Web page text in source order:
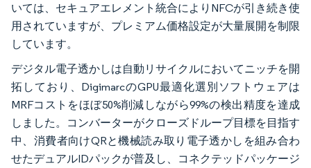
いては、セキュアエレメント統合によりNFCが引き続き使
用されていますが、プレミアム価格設定が大量展開を制限
しています。
デジタル電子透かしは自動リサイクルにおいてニッチを開
拓しており、DigimarcのGPU最適化選別ソフトウェアは
MRFコストをほぼ50%削減しながら99%の検出精度を達成
しました。コンバーターがクローズドループ目標を目指す
中、消費者向けQRと機械読み取り電子透かしを組み合わ
せたデュアルIDパックが普及し、コネクテッドパッケージ